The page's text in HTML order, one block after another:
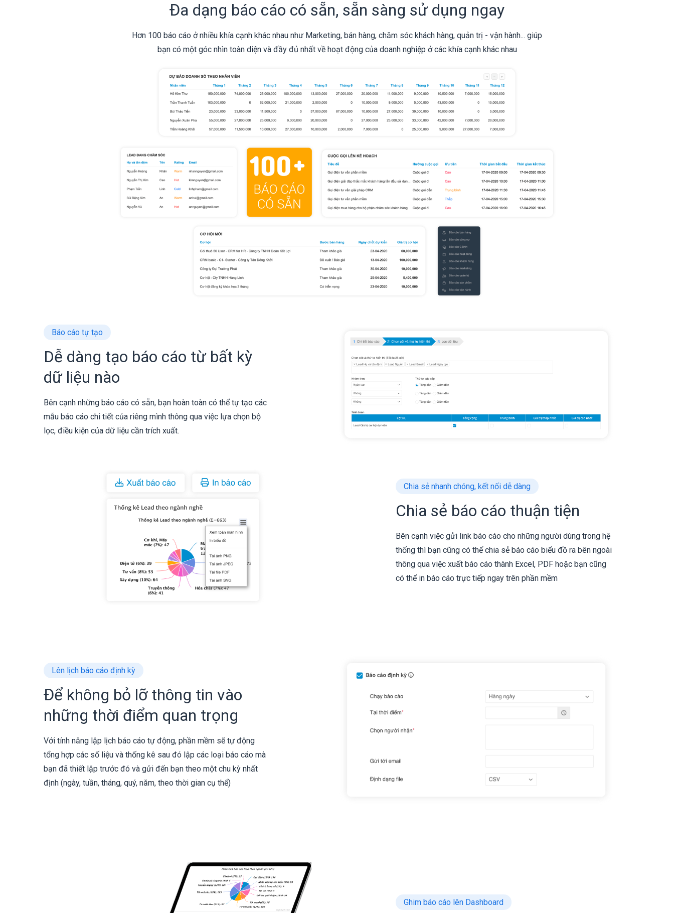
Đa dạng báo cáo có sẵn, sẵn sàng sử dụng ngay
Hơn 100 báo cáo ở nhiều khía cạnh khác nhau như Marketing, bán hàng, chăm sóc khách hàng, quản trị - vận hành... giúp
bạn có một góc nhìn toàn diện và đầy đủ nhất về hoạt động của doanh nghiệp ở các khía cạnh khác nhau
Báo cáo tự tạo
Dễ dàng tạo báo cáo từ bất kỳ
dữ liệu nào
Bên cạnh những báo cáo có sẵn, bạn hoàn toàn có thể tự tạo các
mẫu báo cáo chi tiết của riêng mình thông qua việc lựa chọn bộ
lọc, điều kiện của dữ liệu cần trích xuất.
Chia sẻ nhanh chóng, kết nối dễ dàng
Chia sẻ báo cáo thuận tiện
Bên cạnh việc gửi link báo cáo cho những người dùng trong hệ
thống thì bạn cũng có thể chia sẻ báo cáo biểu đồ ra bên ngoài
thông qua việc xuất báo cáo thành Excel, PDF hoặc bạn cũng
có thể in báo cáo trực tiếp ngay trên phần mềm
Lên lịch báo cáo định kỳ
Để không bỏ lỡ thông tin vào
những thời điểm quan trọng
Với tính năng lập lịch báo cáo tự động, phần mềm sẽ tự động
tổng hợp các số liệu và thống kê sau đó lập các loại báo cáo mà
bạn đã thiết lập trước đó và gửi đến bạn theo một chu kỳ nhất
định (ngày, tuần, tháng, quý, năm, theo thời gian cụ thể)
Ghim báo cáo lên Dashboard